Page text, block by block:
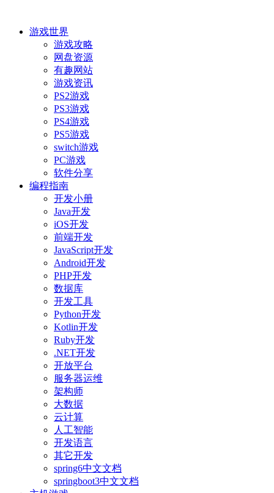
游戏世界
游戏攻略
网盘资源
有趣网站
游戏资讯
PS2游戏
PS3游戏
PS4游戏
PS5游戏
switch游戏
PC游戏
软件分享
编程指南
开发小册
Java开发
iOS开发
前端开发
JavaScript开发
Android开发
PHP开发
数据库
开发工具
Python开发
Kotlin开发
Ruby开发
.NET开发
开放平台
服务器运维
架构师
大数据
云计算
人工智能
开发语言
其它开发
spring6中文文档
springboot3中文文档